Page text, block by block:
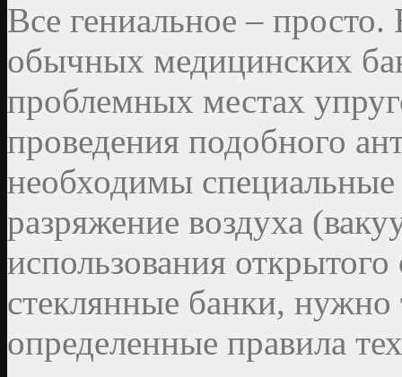
Все гениальное –
обычных медицинских
проблемных местах
проведения подобного
необходимы
разряжение воздуха
использования
стеклянные банки, нужно
определенные правила